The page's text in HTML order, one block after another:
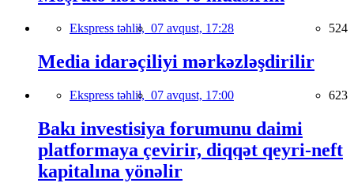
Ekspress təhlil, 07 avqust, 17:28 524
Media idarəçiliyi mərkəzləşdirilir
Ekspress təhlil, 07 avqust, 17:00 623
Bakı investisiya forumunu daimi
platformaya çevirir, diqqət qeyri-neft
kapitalına yönəlir